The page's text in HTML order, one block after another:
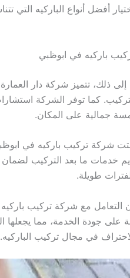
أفضل أنواع الباركيه
باركيه في ابوظبي
إلى ذلك، تتميز شركة دار
كما توفر الشركة
جمالية على المكان.
شركة تركيب باركيه في
خدمات ما بعد التركيب لضمان
طويلة.
التعامل مع شركة تركيب
على جودة الخدمة، مما
في مجال تركيب الباركيه.